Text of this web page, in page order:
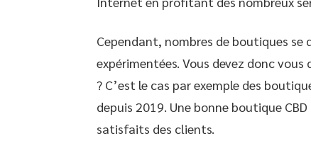
Cependant, nombres de boutiques se
expérimentées. Vous devez donc
? C’est le cas par exemple des
depuis 2019. Une bonne boutique
satisfaits des clients.